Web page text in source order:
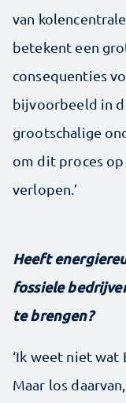
van
betekent een
consequenties
bijvoorbeeld in
grootschalige
om dit proces
verlopen.’
Heeft
fossiele
te brengen?
‘Ik weet niet wat
Maar los